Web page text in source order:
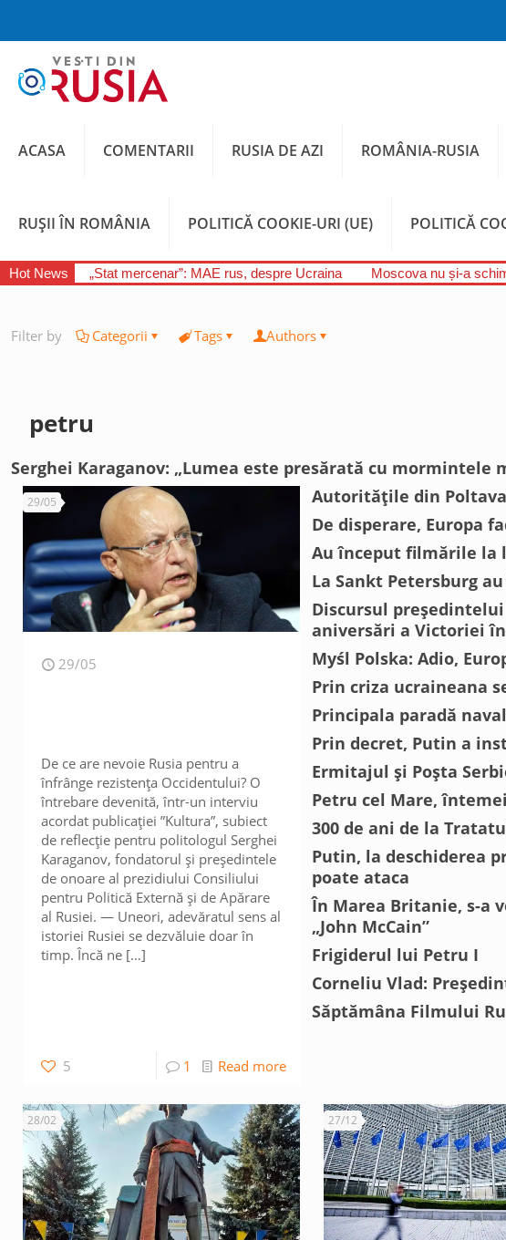
ACASA COMENTARII RUSIA DE AZI ROMÂNIA-RUSIA
RUȘII ÎN ROMÂNIA POLITICĂ COOKIE-URI (UE) POLITICĂ
Hot News „Stat mercenar”: MAE rus, despre Ucraina Moscova nu și-a
Filter by Categorii Tags Authors
petru
Serghei Karaganov: „Lumea este presărată cu
29/05
29/05
De ce are nevoie Rusia pentru a
înfrânge rezistența Occidentului? O
întrebare devenită, într-un interviu
acordat publicației ”Kultura”, subiect
de reflecție pentru politologul Serghei
Karaganov, fondatorul și președintele
de onoare al prezidiului Consiliului
pentru Politică Externă și de Apărare
al Rusiei. — Uneori, adevăratul sens al
istoriei Rusiei se dezvăluie doar în
timp. Încă ne […]
5 1 Read more
Autoritățile din
28/02
De disperare, Europa
27/12
Au început filmările la
La Sankt Petersburg
Discursul
aniversări a Victoriei
Myśl Polska: Adio,
Prin criza ucraineana
Principala paradă
Prin decret, Putin a
Ermitajul și Poșta
Petru cel Mare,
300 de ani de la
Putin, la deschiderea
poate ataca
În Marea Britanie, s-a
„John McCain”
Frigiderul lui Petru I
Corneliu Vlad:
Săptămâna Filmului